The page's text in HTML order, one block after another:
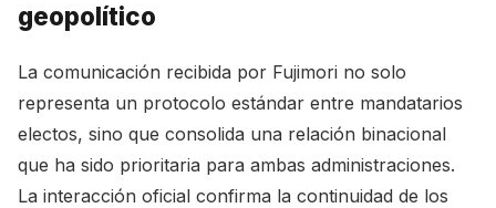
geopolítico
La comunicación recibida por Fujimori no solo
representa un protocolo estándar entre mandatarios
electos, sino que consolida una relación binacional
que ha sido prioritaria para ambas administraciones.
La interacción oficial confirma la continuidad de los